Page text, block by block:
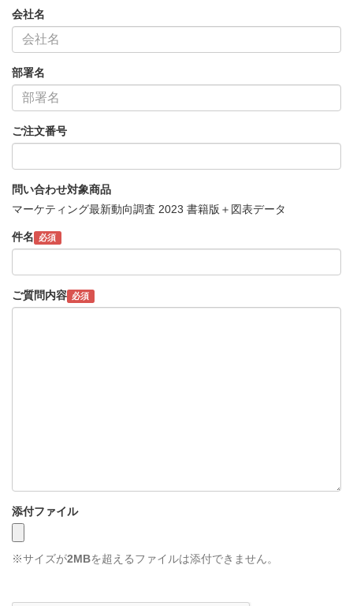
会社名
部署名
ご注文番号
問い合わせ対象商品
マーケティング最新動向調査 2023 書籍版＋図表データ
件名 必須
ご質問内容 必須
添付ファイル
※サイズが2MBを超えるファイルは添付できません。